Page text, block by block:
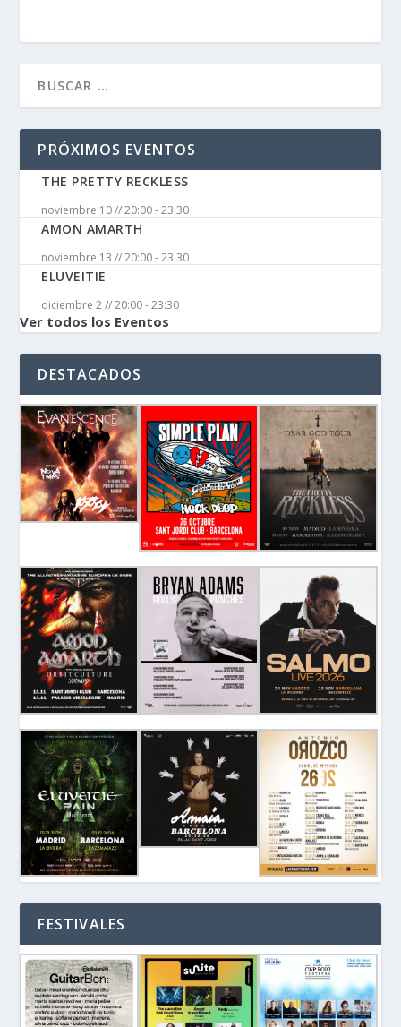
PRÓXIMOS EVENTOS
THE PRETTY RECKLESS
noviembre 10 // 20:00-23:30
AMON AMARTH
noviembre 13 // 20:00-23:30
ELUVEITIE
diciembre 2 // 20:00-23:30
Ver todos los Eventos
DESTACADOS
FESTIVALES